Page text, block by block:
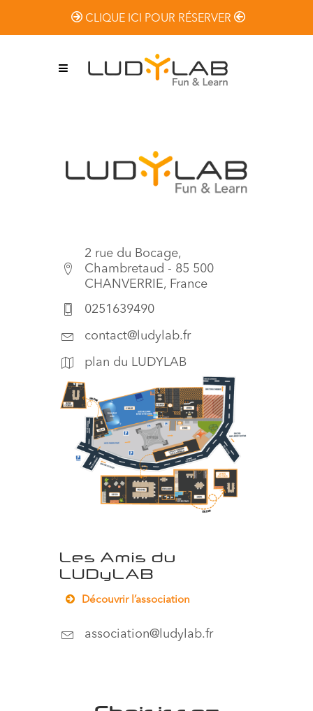
CLIQUE ICI POUR RÉSERVER
2 rue du Bocage,
Chambretaud - 85 500
CHANVERRIE, France
0251639490
contact@ludylab.fr
plan du LUDYLAB
Les Amis du
LUDyLAB
Découvrir l’association
association@ludylab.fr